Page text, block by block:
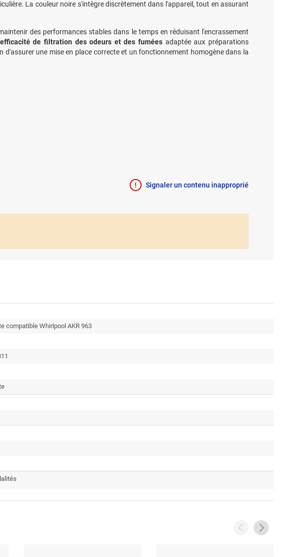
La couleur noire s'intègre discrètement dans l'appareil, tout en assurant
des performances stables dans le temps en réduisant l'encrassement
efficacité de filtration des odeurs et des fumées adaptée aux préparations
une mise en place correcte et un fonctionnement homogène dans la
Signaler un contenu inapproprié
compatible Whirlpool AKR 963